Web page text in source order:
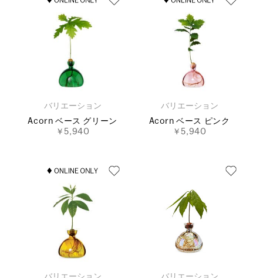
バリエーション
Acorn ベース グリーン
￥5,940
バリエーション
Acorn ベース ピンク
￥5,940